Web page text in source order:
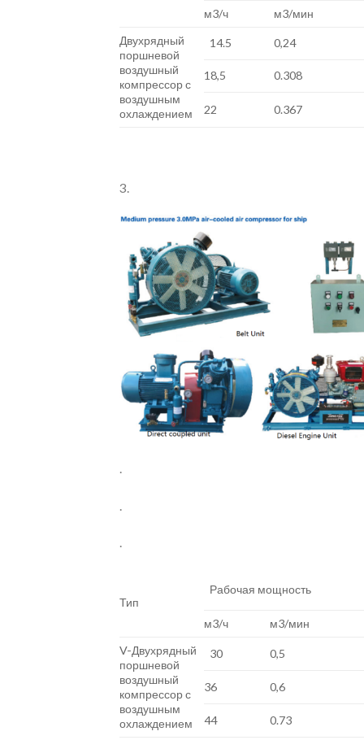
м3/ч
м3/мин
Двухрядный
поршневой
воздушный
компрессор с
воздушным
охлаждением
14.5 0,24
18,5 0.308
22 0.367
3.
.
.
Тип
Рабочая мощность
м3/ч
м3/мин
V-Двухрядный
поршневой
воздушный
компрессор с
воздушным
охлаждением
30 0,5
36 0,6
44 0.73